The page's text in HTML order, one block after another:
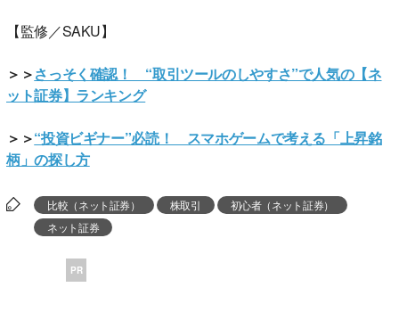
【監修／SAKU】
＞＞さっそく確認！ “取引ツールのしやすさ”で人気の【ネ
ット証券】ランキング
＞＞“投資ビギナー”必読！ スマホゲームで考える「上昇銘
柄」の探し方
比較（ネット証券） 株取引
初心者（ネット証券）
ネット証券
PR